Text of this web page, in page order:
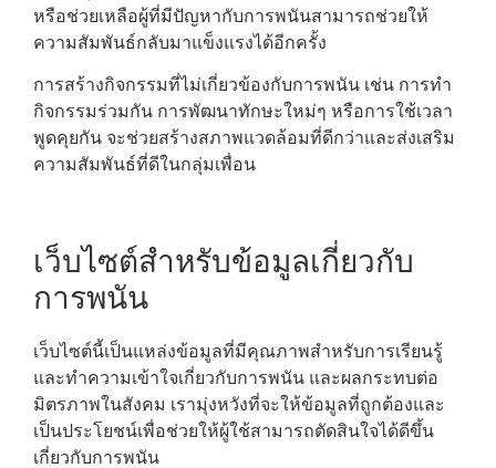
หรือช่วยเหลือผู้ที่มีปัญหากับการพนันสามารถช่วยให้
ความสัมพันธ์กลับมาแข็งแรงได้อีกครั้ง
การสร้างกิจกรรมที่ไม่เกี่ยวข้องกับการพนัน เช่น การทำ
กิจกรรมร่วมกัน การพัฒนาทักษะใหม่ๆ หรือการใช้เวลา
พูดคุยกัน จะช่วยสร้างสภาพแวดล้อมที่ดีกว่าและส่งเสริม
ความสัมพันธ์ที่ดีในกลุ่มเพื่อน
เว็บไซต์สำหรับข้อมูลเกี่ยวกับ
การพนัน
เว็บไซต์นี้เป็นแหล่งข้อมูลที่มีคุณภาพสำหรับการเรียนรู้
และทำความเข้าใจเกี่ยวกับการพนัน และผลกระทบต่อ
มิตรภาพในสังคม เรามุ่งหวังที่จะให้ข้อมูลที่ถูกต้องและ
เป็นประโยชน์เพื่อช่วยให้ผู้ใช้สามารถตัดสินใจได้ดีขึ้น
เกี่ยวกับการพนัน